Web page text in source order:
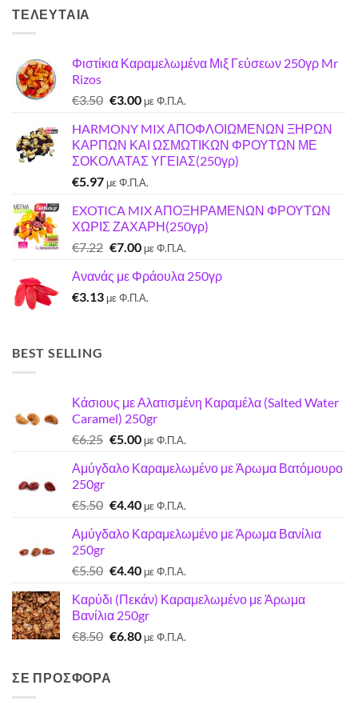
ΤΕΛΕΥΤΑΊΑ
Φιστίκια Καραμελωμένα Μιξ Γεύσεων 250γρ Mr
Rizos
€3.50 Original
was:
€3.50.
€3.00Η
τιμή
είναι:
€3.00.
με Φ.Π.Α.
HARMONY MIX ΑΠΟΦΛΟΙΩΜΕΝΩΝ ΞΗΡΩΝ
ΚΑΡΠΩΝ ΚΑΙ ΩΣΜΩΤΙΚΩΝ ΦΡΟΥΤΩΝ ΜΕ
ΣΟΚΟΛΑΤΑΣ ΥΓΕΙΑΣ(250γρ)
€5.97 με Φ.Π.Α.
EXOTICA MIX ΑΠΟΞΗΡΑΜΕΝΩΝ ΦΡΟΥΤΩΝ
ΧΩΡΙΣ ΖΑΧΑΡΗ(250γρ)
€7.22 Original
was:
€7.22.
€7.00Η
τιμή
είναι:
με Φ.Π.Α.
Ανανάς με Φράουλα 250γρ
€3.13 με Φ.Π.Α.
BEST SELLING
Κάσιους με Αλατισμένη Καραμέλα (Salted Water
Caramel) 250gr
€6.25 Original
was:
€5.00Η
τιμή
€5.00.
με Φ.Π.Α.
Αμύγδαλο Καραμελωμένο με Άρωμα Βατόμουρο
250gr
€5.50 Original
was:
€4.40Η
τιμή
€4.40.
με Φ.Π.Α.
Αμύγδαλο Καραμελωμένο με Άρωμα Βανίλια
250gr
€5.50 Original
was:
€5.50.
€4.40Η
τιμή
είναι:
€4.40.
με Φ.Π.Α.
Καρύδι (Πεκάν) Καραμελωμένο με Άρωμα
Βανίλια 250gr
€8.50 Original
€8.50.
€6.80Ημε Φ.Π.Α.
ΣΕ ΠΡΟΣΦΟΡΑ